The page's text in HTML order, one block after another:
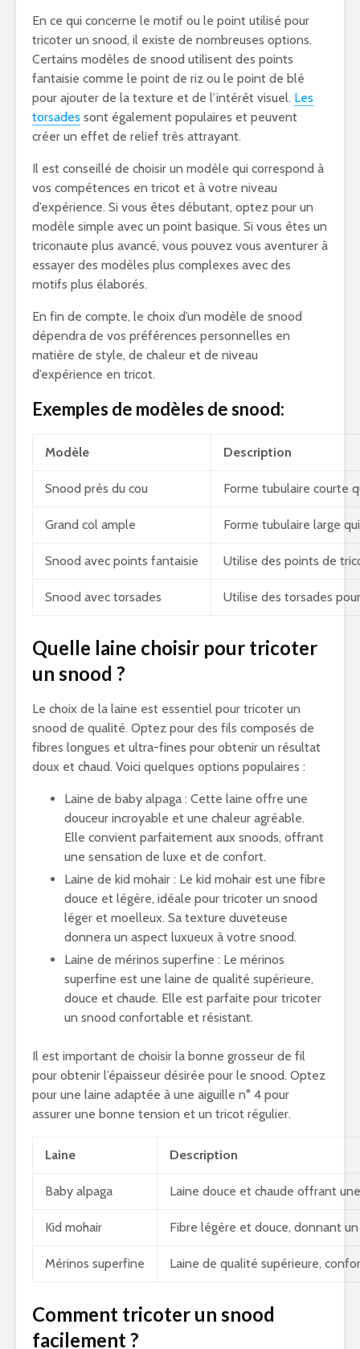
En ce qui concerne le motif ou le point utilisé pour
tricoter un snood, il existe de nombreuses options.
Certains modèles de snood utilisent des points
fantaisie comme le point de riz ou le point de blé
pour ajouter de la texture et de l’intérêt visuel. Les
torsades sont également populaires et peuvent
créer un effet de relief très attrayant.
Il est conseillé de choisir un modèle qui correspond à
vos compétences en tricot et à votre niveau
d’expérience. Si vous êtes débutant, optez pour un
modèle simple avec un point basique. Si vous êtes un
triconaute plus avancé, vous pouvez vous aventurer à
essayer des modèles plus complexes avec des
motifs plus élaborés.
En fin de compte, le choix d’un modèle de snood
dépendra de vos préférences personnelles en
matière de style, de chaleur et de niveau
d’expérience en tricot.
Exemples de modèles de snood:
Modèle Description
Snood près du cou Forme tubulaire courte
Grand col ample Forme tubulaire large
Snood avec points fantaisie Utilise des points de
Snood avec torsades Utilise des torsades
Quelle laine choisir pour tricoter
un snood ?
Le choix de la laine est essentiel pour tricoter un
snood de qualité. Optez pour des fils composés de
fibres longues et ultra-fines pour obtenir un résultat
doux et chaud. Voici quelques options populaires :
Laine de baby alpaga : Cette laine offre une
douceur incroyable et une chaleur agréable.
Elle convient parfaitement aux snoods, offrant
une sensation de luxe et de confort.
Laine de kid mohair : Le kid mohair est une fibre
douce et légère, idéale pour tricoter un snood
léger et moelleux. Sa texture duveteuse
donnera un aspect luxueux à votre snood.
Laine de mérinos superfine : Le mérinos
superfine est une laine de qualité supérieure,
douce et chaude. Elle est parfaite pour tricoter
un snood confortable et résistant.
Il est important de choisir la bonne grosseur de fil
pour obtenir l’épaisseur désirée pour le snood. Optez
pour une laine adaptée à une aiguille n° 4 pour
assurer une bonne tension et un tricot régulier.
Laine Description
Baby alpaga Laine douce et chaude offrant
Kid mohair Fibre légère et douce, donnant
Mérinos superfine Laine de qualité supérieure,
Comment tricoter un snood
facilement ?